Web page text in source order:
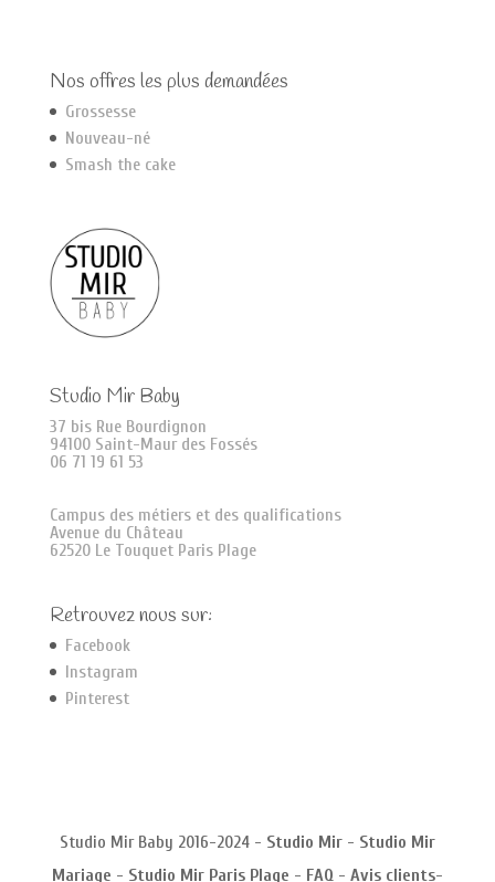
Nos offres les plus demandées
Grossesse
Nouveau-né
Smash the cake
Studio Mir Baby
37 bis Rue Bourdignon
94100 Saint-Maur des Fossés
06 71 19 61 53
Campus des métiers et des qualifications
Avenue du Château
62520 Le Touquet Paris Plage
Retrouvez nous sur:
Facebook
Instagram
Pinterest
Studio Mir Baby 2016-2024 - Studio Mir- Studio Mir
Mariage - Studio Mir Paris Plage - FAQ- Avis clients-